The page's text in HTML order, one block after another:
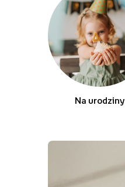
Na urodziny